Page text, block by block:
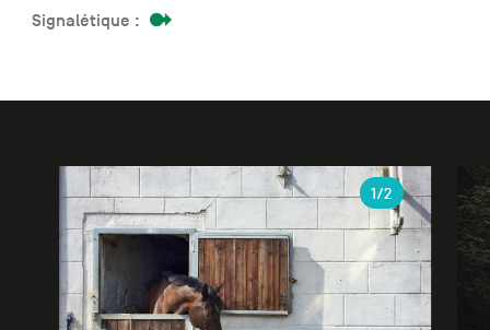
Signalétique :
Galerie
1/2